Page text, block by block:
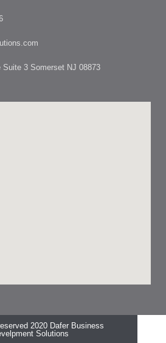
Suite 3 Somerset NJ 08873
2020 Dafer Business
Solutions